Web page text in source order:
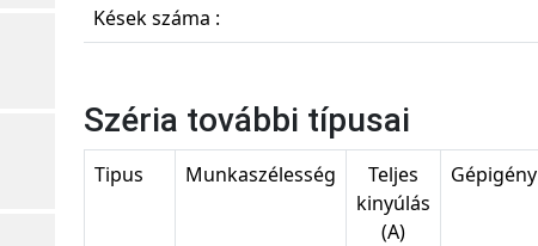
Kések száma :
Széria további típusai
Tipus Munkaszélesség
Teljes
kinyúlás
(A)
Gépigény